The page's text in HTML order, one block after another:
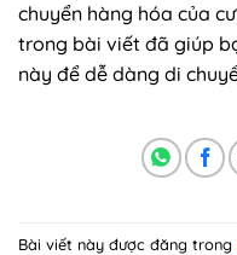
chuyển hàng hóa của
trong bài viết đã giúp
này để dễ dàng di
Bài viết này được đăng trong